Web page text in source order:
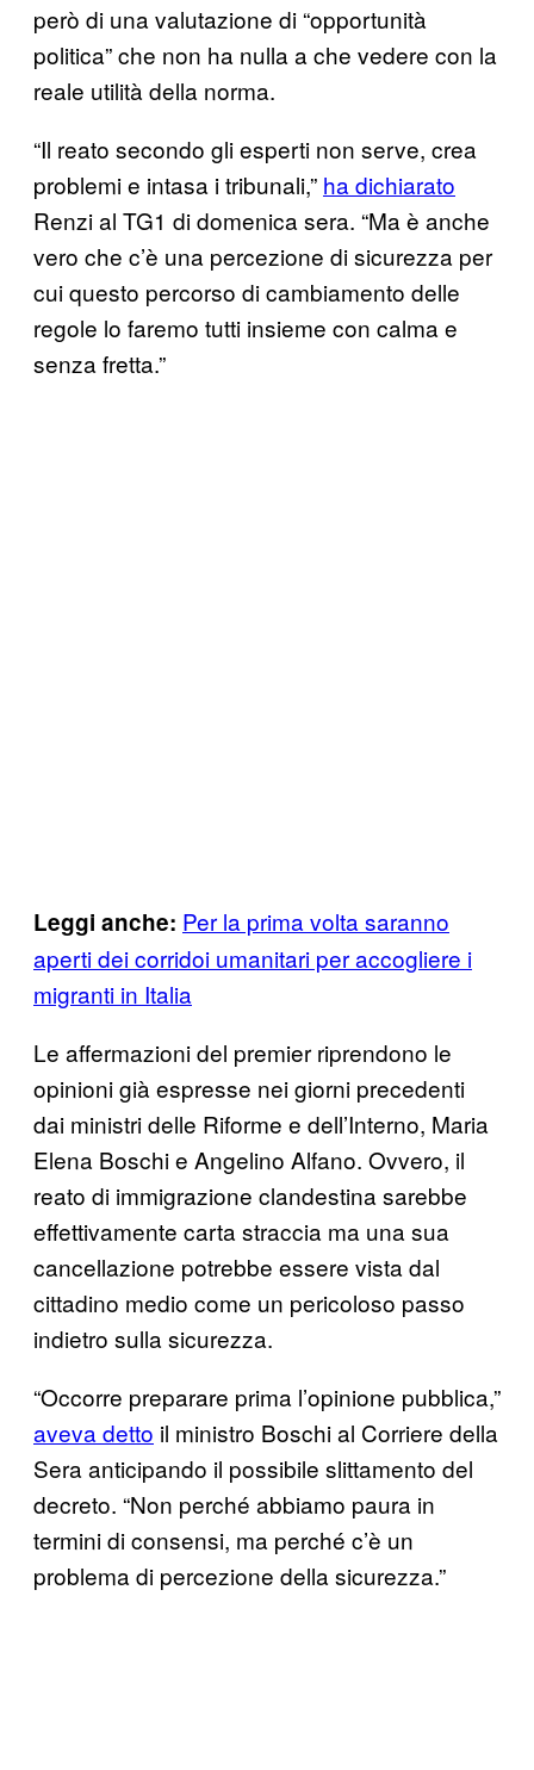
però di una valutazione di “opportunità
politica” che non ha nulla a che vedere con la
reale utilità della norma.
“Il reato secondo gli esperti non serve, crea
problemi e intasa i tribunali,” ha dichiarato
Renzi al TG1 di domenica sera. “Ma è anche
vero che c’è una percezione di sicurezza per
cui questo percorso di cambiamento delle
regole lo faremo tutti insieme con calma e
senza fretta.”
Leggi anche: Per la prima volta saranno
aperti dei corridoi umanitari per accogliere i
migranti in Italia
Le affermazioni del premier riprendono le
opinioni già espresse nei giorni precedenti
dai ministri delle Riforme e dell’Interno, Maria
Elena Boschi e Angelino Alfano. Ovvero, il
reato di immigrazione clandestina sarebbe
effettivamente carta straccia ma una sua
cancellazione potrebbe essere vista dal
cittadino medio come un pericoloso passo
indietro sulla sicurezza.
“Occorre preparare prima l’opinione pubblica,”
aveva detto il ministro Boschi al Corriere della
Sera anticipando il possibile slittamento del
decreto. “Non perché abbiamo paura in
termini di consensi, ma perché c’è un
problema di percezione della sicurezza.”